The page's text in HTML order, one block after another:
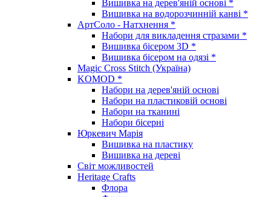
Вишивка на дерев'яній основі *
Вишивка на водорозчинній канві *
АртСоло - Натхнення *
Набори для викладення стразами *
Вишивка бісером 3D *
Вишивка бісером на одязі *
Magic Cross Stitch (Україна)
KOMOD *
Набори на дерев'яній основі
Набори на пластиковій основі
Набори на тканині
Набори бісерні
Юркевич Марія
Вишивка на пластику
Вишивка на дереві
Світ можливостей
Heritage Crafts
Флора